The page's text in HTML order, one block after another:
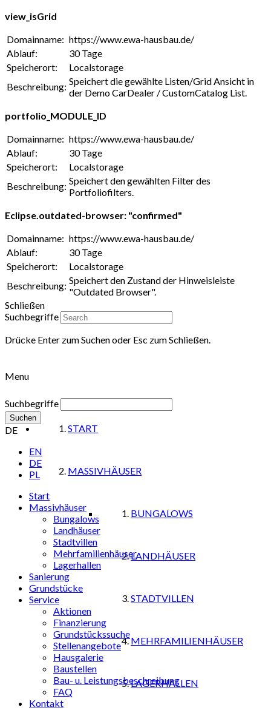
view_isGrid
Domainname: https://www.ewa-hausbau.de/
Ablauf:
30 Tage
Speicherort:
Localstorage
Beschreibung: Speichert die gewählte Listen/Grid Ansicht in
der Demo CarDealer / CustomCatalog List.
portfolio_MODULE_ID
Domainname: https://www.ewa-hausbau.de/
Ablauf:
30 Tage
Speicherort:
Localstorage
Beschreibung: Speichert den gewählten Filter des
Portfoliofilters.
Eclipse.outdated-browser: "confirmed"
Domainname: https://www.ewa-hausbau.de/
Ablauf:
30 Tage
Speicherort:
Localstorage
Beschreibung: Speichert den Zustand der Hinweisleiste
"Outdated Browser".
Schließen
Suchbegriffe
Drücke Enter zum Suchen oder Esc zum Schließen.
Menu
START
MASSIVHÄUSER
BUNGALOWS
LANDHÄUSER
STADTVILLEN
MEHRFAMILIENHÄUSER
LAGERHALLEN
Suchbegriffe
Suchen
DE
EN
DE
PL
Start
Massivhäuser
Bungalows
Landhäuser
Stadtvillen
Mehrfamilienhäuser
Lagerhallen
Sanierung
Grundstücke
Service
Aktionen
Finanzierung
Grundstückssuche
Stellenangebote
Hausgalerie
Baustellen
Bau- u. Leistungsbeschreibung
FAQ
Kontakt